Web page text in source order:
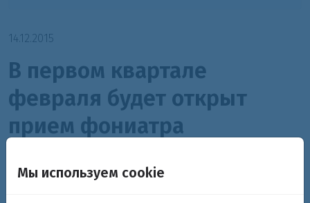
14.12.2015
В первом квартале
февраля будет открыт
прием фониатра
В первом квартале февраля будет открыт прием
Мы используем cookie